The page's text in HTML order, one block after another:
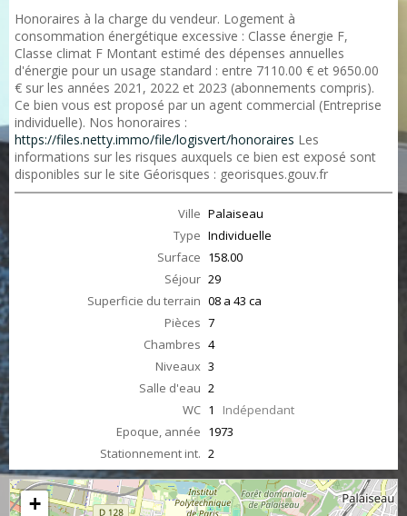
Honoraires à la charge du vendeur. Logement à
consommation énergétique excessive : Classe énergie F,
Classe climat F Montant estimé des dépenses annuelles
d'énergie pour un usage standard : entre 7110.00 € et 9650.00
€ sur les années 2021, 2022 et 2023 (abonnements compris).
Ce bien vous est proposé par un agent commercial (Entreprise
individuelle). Nos honoraires :
https://files.netty.immo/file/logisvert/honoraires Les
informations sur les risques auxquels ce bien est exposé sont
disponibles sur le site Géorisques : georisques.gouv.fr
Ville Palaiseau
Type Individuelle
Surface 158.00
Séjour 29
Superficie du terrain 08 a 43 ca
Pièces 7
Chambres 4
Niveaux 3
Salle d'eau 2
WC 1 Indépendant
Epoque, année 1973
Stationnement int. 2
+